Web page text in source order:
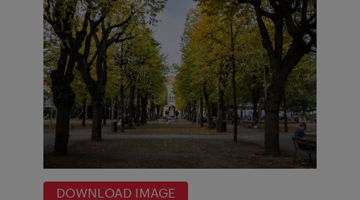
DOWNLOAD IMAGE